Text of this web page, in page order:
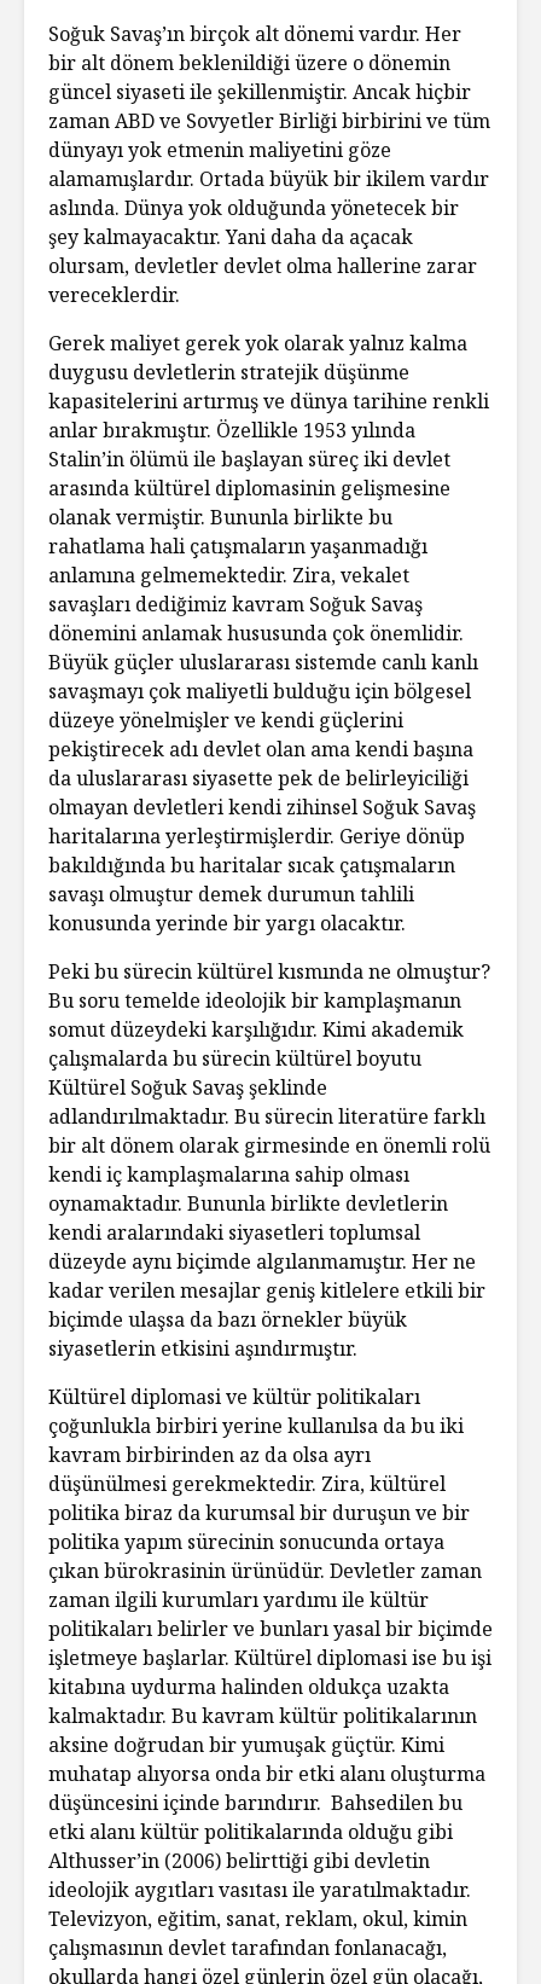
Soğuk Savaş’ın birçok alt dönemi vardır. Her
bir alt dönem beklenildiği üzere o dönemin
güncel siyaseti ile şekillenmiştir. Ancak hiçbir
zaman ABD ve Sovyetler Birliği birbirini ve tüm
dünyayı yok etmenin maliyetini göze
alamamışlardır. Ortada büyük bir ikilem vardır
aslında. Dünya yok olduğunda yönetecek bir
şey kalmayacaktır. Yani daha da açacak
olursam, devletler devlet olma hallerine zarar
vereceklerdir.
Gerek maliyet gerek yok olarak yalnız kalma
duygusu devletlerin stratejik düşünme
kapasitelerini artırmış ve dünya tarihine renkli
anlar bırakmıştır. Özellikle 1953 yılında
Stalin’in ölümü ile başlayan süreç iki devlet
arasında kültürel diplomasinin gelişmesine
olanak vermiştir. Bununla birlikte bu
rahatlama hali çatışmaların yaşanmadığı
anlamına gelmemektedir. Zira, vekalet
savaşları dediğimiz kavram Soğuk Savaş
dönemini anlamak hususunda çok önemlidir.
Büyük güçler uluslararası sistemde canlı kanlı
savaşmayı çok maliyetli bulduğu için bölgesel
düzeye yönelmişler ve kendi güçlerini
pekiştirecek adı devlet olan ama kendi başına
da uluslararası siyasette pek de belirleyiciliği
olmayan devletleri kendi zihinsel Soğuk Savaş
haritalarına yerleştirmişlerdir. Geriye dönüp
bakıldığında bu haritalar sıcak çatışmaların
savaşı olmuştur demek durumun tahlili
konusunda yerinde bir yargı olacaktır.
Peki bu sürecin kültürel kısmında ne olmuştur?
Bu soru temelde ideolojik bir kamplaşmanın
somut düzeydeki karşılığıdır. Kimi akademik
çalışmalarda bu sürecin kültürel boyutu
Kültürel Soğuk Savaş şeklinde
adlandırılmaktadır. Bu sürecin literatüre farklı
bir alt dönem olarak girmesinde en önemli rolü
kendi iç kamplaşmalarına sahip olması
oynamaktadır. Bununla birlikte devletlerin
kendi aralarındaki siyasetleri toplumsal
düzeyde aynı biçimde algılanmamıştır. Her ne
kadar verilen mesajlar geniş kitlelere etkili bir
biçimde ulaşsa da bazı örnekler büyük
siyasetlerin etkisini aşındırmıştır.
Kültürel diplomasi ve kültür politikaları
çoğunlukla birbiri yerine kullanılsa da bu iki
kavram birbirinden az da olsa ayrı
düşünülmesi gerekmektedir. Zira, kültürel
politika biraz da kurumsal bir duruşun ve bir
politika yapım sürecinin sonucunda ortaya
çıkan bürokrasinin ürünüdür. Devletler zaman
zaman ilgili kurumları yardımı ile kültür
politikaları belirler ve bunları yasal bir biçimde
işletmeye başlarlar. Kültürel diplomasi ise bu işi
kitabına uydurma halinden oldukça uzakta
kalmaktadır. Bu kavram kültür politikalarının
aksine doğrudan bir yumuşak güçtür. Kimi
muhatap alıyorsa onda bir etki alanı oluşturma
düşüncesini içinde barındırır. Bahsedilen bu
etki alanı kültür politikalarında olduğu gibi
Althusser’in (2006) belirttiği gibi devletin
ideolojik aygıtları vasıtası ile yaratılmaktadır.
Televizyon, eğitim, sanat, reklam, okul, kimin
çalışmasının devlet tarafından fonlanacağı,
okullarda hangi özel günlerin özel gün olacağı,